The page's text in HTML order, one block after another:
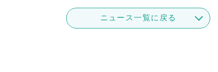
ニュース一覧に戻る